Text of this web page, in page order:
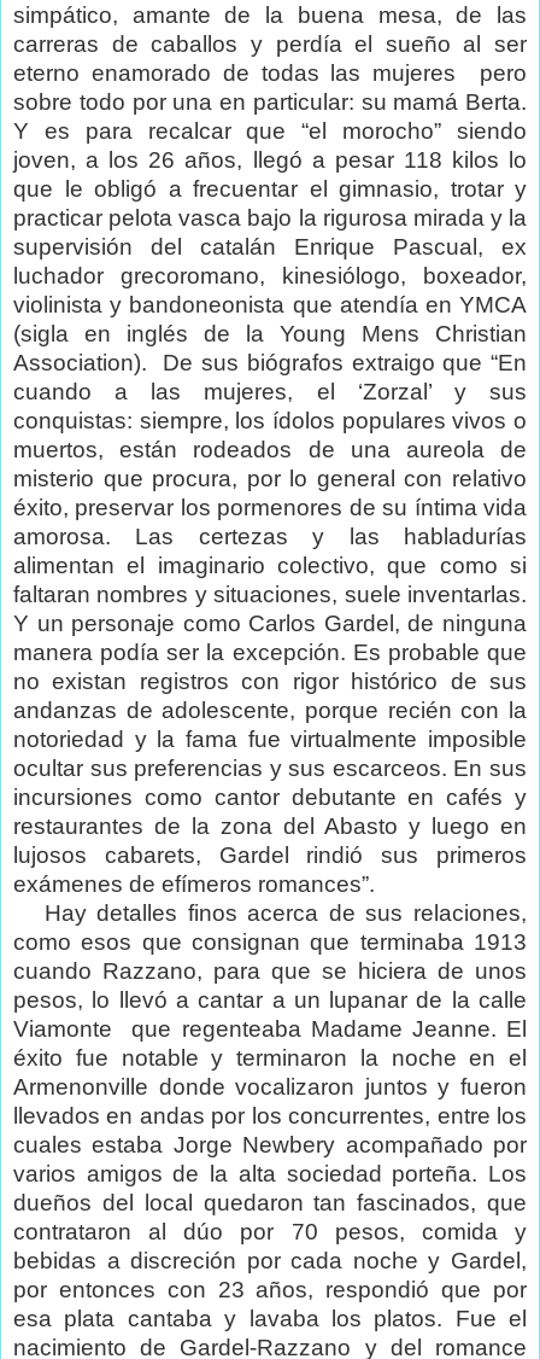
simpático, amante de la buena mesa, de las
carreras de caballos y perdía el sueño al ser
eterno enamorado de todas las mujeres
pero
sobre todo por una en particular: su mamá Berta.
Y es para recalcar que “el morocho” siendo
joven, a los 26 años, llegó a pesar 118 kilos lo
que le obligó a frecuentar el gimnasio, trotar y
practicar pelota vasca bajo la rigurosa mirada y la
supervisión del catalán Enrique Pascual, ex
luchador grecoromano, kinesiólogo, boxeador,
violinista y bandoneonista que atendía en YMCA
(sigla en inglés de la Young Mens Christian
Association).
De sus biógrafos extraigo que “En
cuando a las mujeres, el ‘Zorzal’ y sus
conquistas: siempre, los ídolos populares vivos o
muertos, están rodeados de una aureola de
misterio que procura, por lo general con relativo
éxito, preservar los pormenores de su íntima vida
amorosa. Las certezas y las habladurías
alimentan el imaginario colectivo, que como si
faltaran nombres y situaciones, suele inventarlas.
Y un personaje como Carlos Gardel, de ninguna
manera podía ser la excepción. Es probable que
no existan registros con rigor histórico de sus
andanzas de adolescente, porque recién con la
notoriedad y la fama fue virtualmente imposible
ocultar sus preferencias y sus escarceos. En sus
incursiones como cantor debutante en cafés y
restaurantes de la zona del Abasto y luego en
lujosos cabarets, Gardel rindió sus primeros
exámenes de efímeros romances”.
Hay detalles finos acerca de sus relaciones,
como esos que consignan que terminaba 1913
cuando Razzano, para que se hiciera de unos
pesos, lo llevó a cantar a un lupanar de la calle
Viamonte
que regenteaba Madame Jeanne. El
éxito fue notable y terminaron la noche en el
Armenonville donde vocalizaron juntos y fueron
llevados en andas por los concurrentes, entre los
cuales estaba Jorge Newbery acompañado por
varios amigos de la alta sociedad porteña. Los
dueños del local quedaron tan fascinados, que
contrataron al dúo por 70 pesos, comida y
bebidas a discreción por cada noche y Gardel,
por entonces con 23 años, respondió que por
esa plata cantaba y lavaba los platos. Fue el
nacimiento de Gardel-Razzano y del romance